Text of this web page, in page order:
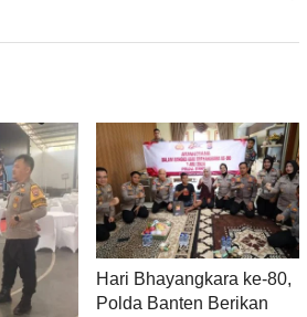
Hari Bhayangkara ke-80,
Polda Banten Berikan